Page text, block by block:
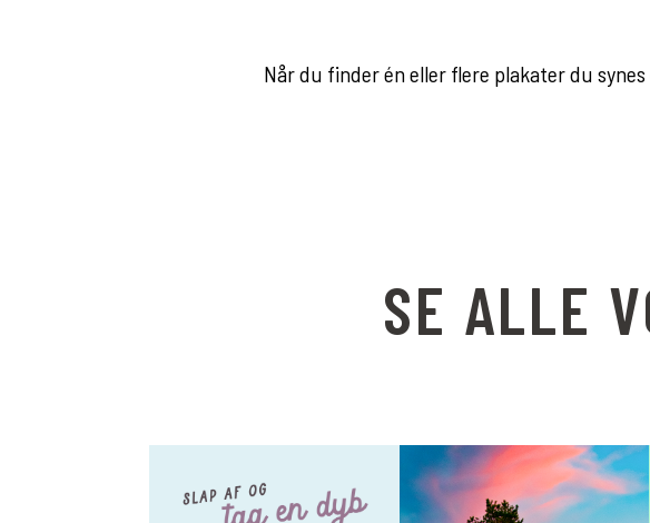
Når du finder én eller flere plakater du
SE ALLE